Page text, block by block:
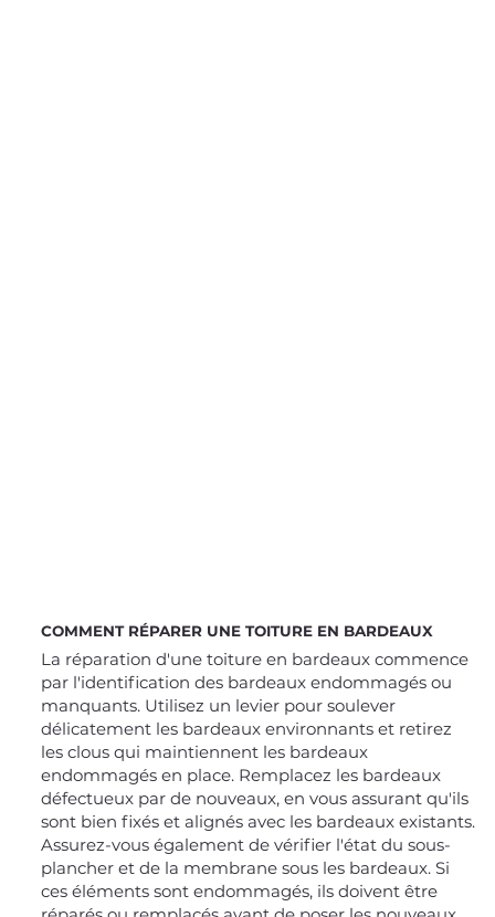
COMMENT RÉPARER UNE TOITURE EN BARDEAUX
La réparation d'une toiture en bardeaux commence
par l'identification des bardeaux endommagés ou
manquants. Utilisez un levier pour soulever
délicatement les bardeaux environnants et retirez
les clous qui maintiennent les bardeaux
endommagés en place. Remplacez les bardeaux
défectueux par de nouveaux, en vous assurant qu'ils
sont bien fixés et alignés avec les bardeaux existants.
Assurez-vous également de vérifier l'état du sous-
plancher et de la membrane sous les bardeaux. Si
ces éléments sont endommagés, ils doivent être